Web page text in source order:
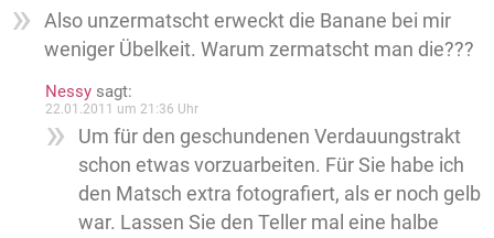
Also unzermatscht erweckt die Banane bei mir
weniger Übelkeit. Warum zermatscht man die???
Nessy sagt:
22.01.2011 um 21:36 Uhr
Um für den geschundenen Verdauungstrakt
schon etwas vorzuarbeiten. Für Sie habe ich
den Matsch extra fotografiert, als er noch gelb
war. Lassen Sie den Teller mal eine halbe